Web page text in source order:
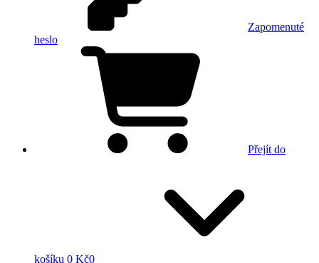
Zapomenuté
heslo
Přejít do
košíku 0 Kč0